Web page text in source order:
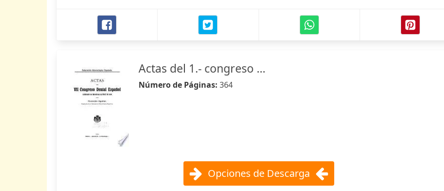
Actas del 1.- congreso ...
Número de Páginas: 364
Opciones de Descarga